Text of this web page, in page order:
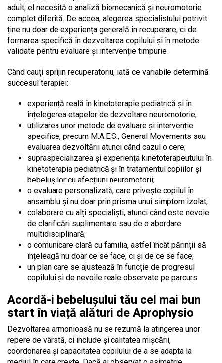
adult, el necesită o analiză biomecanică și neuromotorie
complet diferită. De aceea, alegerea specialistului potrivit
ține nu doar de experiența generală în recuperare, ci de
formarea specifică în dezvoltarea copilului și în metode
validate pentru evaluare și intervenție timpurie.
Când cauți sprijin recuperatoriu, iată ce variabile determină
succesul terapiei:
experiență reală în kinetoterapie pediatrică și în
înțelegerea etapelor de dezvoltare neuromotorie;
utilizarea unor metode de evaluare și intervenție
specifice, precum M.A.E.S., General Movements sau
evaluarea dezvoltării atunci când cazul o cere;
supraspecializarea și experiența kinetoterapeutului în
kinetoterapia pediatrică și în tratamentul copiilor și
bebelușilor cu afecțiuni neuromotorii;
o evaluare personalizată, care privește copilul în
ansamblu și nu doar prin prisma unui simptom izolat;
colaborare cu alți specialiști, atunci când este nevoie
de clarificări suplimentare sau de o abordare
multidisciplinară;
o comunicare clară cu familia, astfel încât părinții să
înțeleagă nu doar ce se face, ci și de ce se face;
un plan care se ajustează în funcție de progresul
copilului și de nevoile reale observate pe parcurs.
Acordă-i bebelușului tău cel mai bun
start în viață alături de Aprophysio
Dezvoltarea armonioasă nu se rezumă la atingerea unor
repere de vârstă, ci include și calitatea mișcării,
coordonarea și capacitatea copilului de a se adapta la